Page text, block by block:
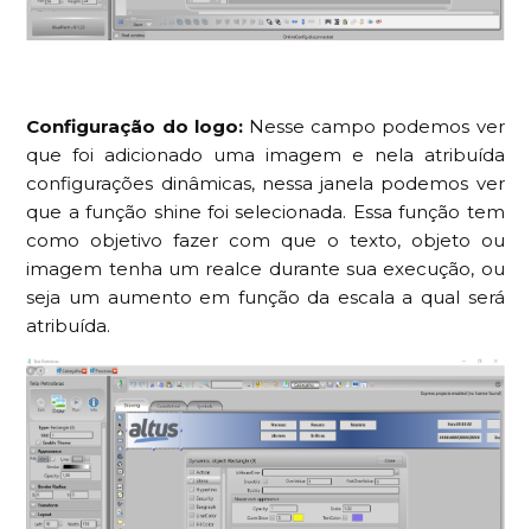
Configuração do logo:Nesse campo podemos ver
que foi adicionado uma imagem e nela atribuída
configurações dinâmicas, nessa janela podemos ver
que a função shine foi selecionada. Essa função tem
como objetivo fazer com que o texto, objeto ou
imagem tenha um realce durante sua execução, ou
seja um aumento em função da escala a qual será
atribuída.